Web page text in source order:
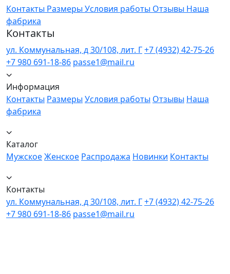
Контакты Размеры Условия работы Отзывы Наша
фабрика
Контакты
ул. Коммунальная, д 30/108, лит. Г+7 (4932) 42-75-26
+7 980 691-18-86 passe1@mail.ru
Информация
Контакты Размеры Условия работы Отзывы Наша
фабрика
Каталог
МужскоеЖенское Распродажа Новинки Контакты
Контакты
ул. Коммунальная, д 30/108, лит. Г+7 (4932) 42-75-26
+7 980 691-18-86 passe1@mail.ru